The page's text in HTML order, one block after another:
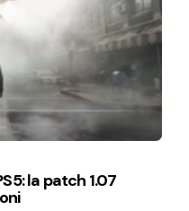
la patch 1.07